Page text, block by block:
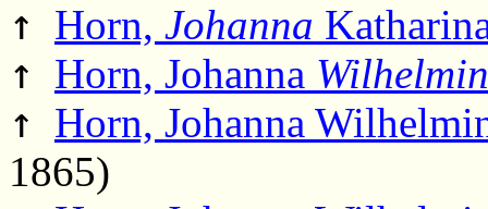
↑ Horn, Johanna
↑ Horn, Johanna
↑ Horn, Johanna
1865)